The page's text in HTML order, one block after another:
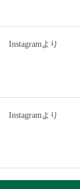
Instagramより
Instagramより